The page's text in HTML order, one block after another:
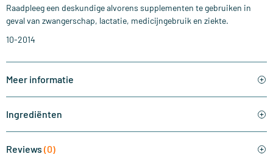
Raadpleeg een deskundige alvorens supplementen te gebruiken in
geval van zwangerschap, lactatie, medicijngebruik en ziekte.
10-2014
Meer informatie
Ingrediënten
Reviews (0)